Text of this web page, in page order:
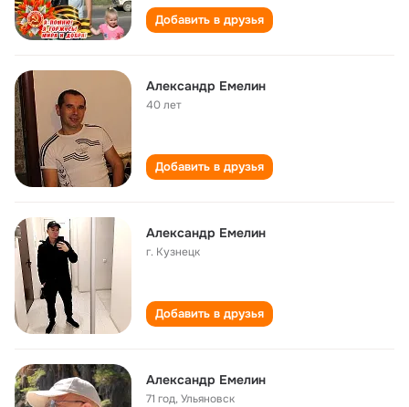
Добавить в друзья
Александр Емелин
40 лет
Добавить в друзья
Александр Емелин
г. Кузнецк
Добавить в друзья
Александр Емелин
71 год,Ульяновск